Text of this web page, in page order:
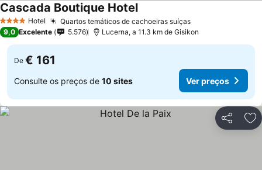
4 EstrelasHotel Quartos temáticos de cachoeiras suíçasVer preços
Cascada Boutique HotelVer preços
9,0 Excelente 5.576 Lucerna, a 11.3 km de Gisikon
De € 161
Consulte os preços de 10 sites Ver preços
Partilhar